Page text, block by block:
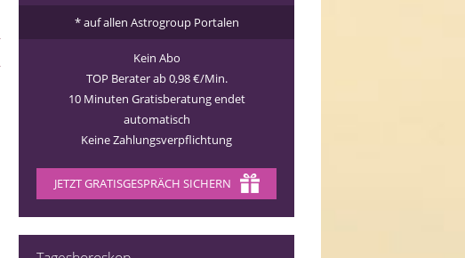
* auf allen Astrogroup Portalen
Kein Abo
TOP Berater ab 0,98 €/Min.
10 Minuten Gratisberatung endet
automatisch
Keine Zahlungsverpflichtung
JETZT GRATISGESPRÄCH SICHERN